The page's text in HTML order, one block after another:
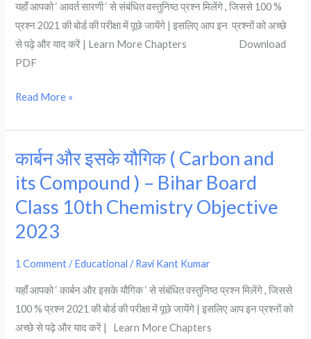
यहाँ आपको ‘ आवर्त सारणी ‘ से संबंधित वस्तुनिष्ठ प्रश्न मिलेंगे , जिससे 100 %
प्रश्न 2021 की बोर्ड की परीक्षा में पूछे जायेंगे | इसलिए आप इन प्रश्नों को अच्छे
से पढ़े और याद करें | Learn More Chapters Download
PDF
Bihar
Board
Class
10th
Objective
Read More »
कार्बन और इसके यौगिक ( Carbon and
its Compound ) – Bihar Board
Class 10th Chemistry Objective
2023
1 Comment /Educational /Ravi Kant Kumar
यहाँ आपको ‘ कार्बन और इसके यौगिक ‘ से संबंधित वस्तुनिष्ठ प्रश्न मिलेंगे , जिससे
100 % प्रश्न 2021 की बोर्ड की परीक्षा में पूछे जायेंगे | इसलिए आप इन प्रश्नों को
अच्छे से पढ़े और याद करें | Learn More Chapters
कार्बन
और
इसके
यौगिक
(
and
its
Compound
)